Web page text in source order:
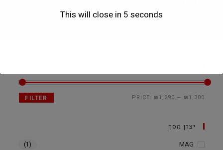
Products
>
Mag
FILTER PRICE: ₪1,290 — ₪1,300
יצרן מסך
MAG
(1)
This will close in 4 seconds